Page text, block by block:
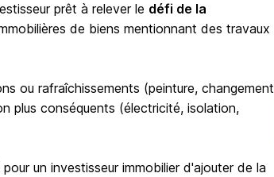
prêt à relever le défi de la
de biens mentionnant des travaux
ou rafraîchissements (peinture, changement
plus conséquents (électricité, isolation,
un investisseur immobilier d'ajouter de la